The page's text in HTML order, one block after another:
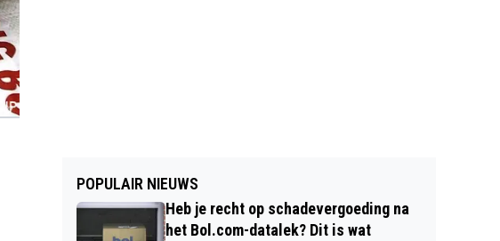
POPULAIR NIEUWS
Heb je recht op schadevergoeding na
het Bol.com-datalek? Dit is wat